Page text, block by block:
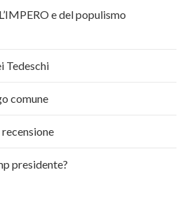
e del populismo
Tedeschi
comune
recensione
presidente?